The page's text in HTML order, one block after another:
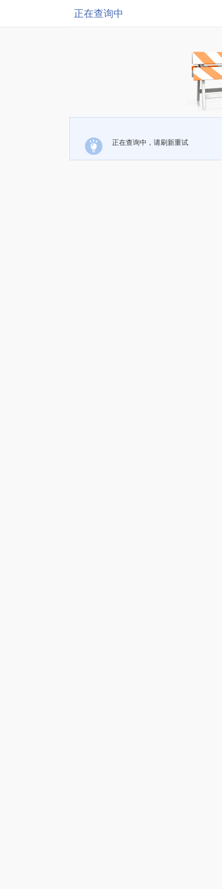
正在查询中
正在查询中，请刷新重试